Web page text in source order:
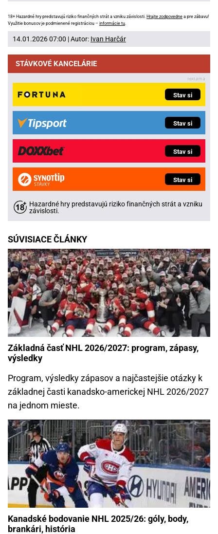
18+ Hazardné hry predstavujú riziko finančných strát a vzniku závislosti. Hrajte zodpovedne a pre zábavu!
Využitie bonusov je podmienené registráciou – informácie tu.
14.01.2026 07:00 | Autor: Ivan Harčár
STÁVKOVÉ KANCELÁRIE
Stav si
Stav si
Stav si
Stav si
Hazardné hry predstavujú riziko finančných strát a vzniku
závislosti.
SÚVISIACE ČLÁNKY
Základná časť NHL 2026/2027: program, zápasy,
výsledky
Program, výsledky zápasov a najčastejšie otázky k
základnej časti kanadsko-americkej NHL 2026/2027
na jednom mieste.
Kanadské bodovanie NHL 2025/26: góly, body,
brankári, história